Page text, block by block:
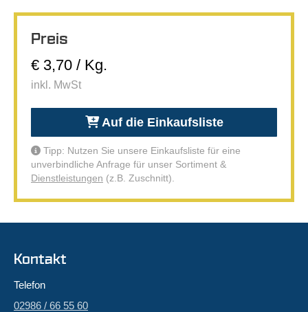
Preis
€ 3,70 / Kg.
inkl. MwSt
Auf die Einkaufsliste
Tipp: Nutzen Sie unsere Einkaufsliste für eine
unverbindliche Anfrage für unser Sortiment &
Dienstleistungen (z.B. Zuschnitt).
Kontakt
Telefon
02986 / 66 55 60